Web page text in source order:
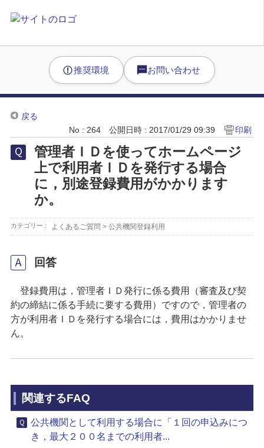
推奨環境 お問い合わせ
戻る
No : 264
公開日時 : 2017/01/29 09:39 印刷
管理者ＩＤを使ってホームページ
上で利用者ＩＤを発行する場合
に，別途登録費用がかかります
か。
カテゴリー : よくあるご質問 > 公共機関登録利用
回答
登録費用は，管理者ＩＤ発行に係る費用（審査及び契
約の締結に係る手続に要する費用）ですので，管理者の
方が利用者ＩＤを発行する場合には，費用はかかりませ
ん。
関連するFAQ
公共機関として利用する場合に「１回の申込みにつ
き，最大２００名までの利用者...